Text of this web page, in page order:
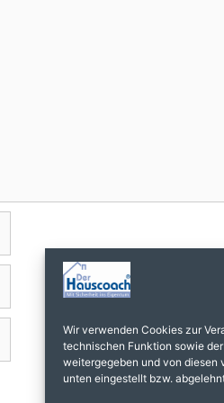
Wir verwenden Cookies zur
technischen Funktion sowie
weitergegeben und von diesen
unten eingestellt bzw.